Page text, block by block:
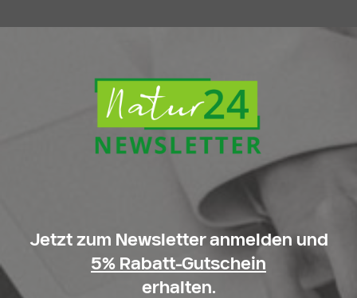
Jetzt zum Newsletter anmelden und
5% Rabatt-Gutschein
erhalten.